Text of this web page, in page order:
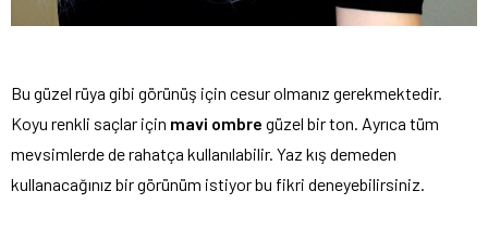
Bu güzel rüya gibi görünüş için cesur olmanız gerekmektedir.
Koyu renkli saçlar için mavi ombre güzel bir ton. Ayrıca tüm
mevsimlerde de rahatça kullanılabilir. Yaz kış demeden
kullanacağınız bir görünüm istiyor bu fikri deneyebilirsiniz.